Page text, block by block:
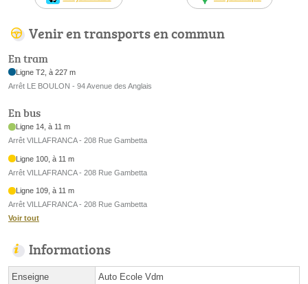
Venir en transports en commun
En tram
Ligne T2, à 227 m
Arrêt LE BOULON - 94 Avenue des Anglais
En bus
Ligne 14, à 11 m
Arrêt VILLAFRANCA - 208 Rue Gambetta
Ligne 100, à 11 m
Arrêt VILLAFRANCA - 208 Rue Gambetta
Ligne 109, à 11 m
Arrêt VILLAFRANCA - 208 Rue Gambetta
Voir tout
Informations
Enseigne Auto Ecole Vdm